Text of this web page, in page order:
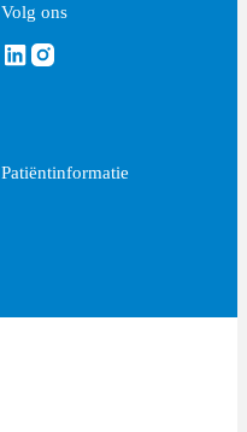
Volg ons
Volg ons via Linkedin
Volg ons via Instagram
Patiëntinformatie